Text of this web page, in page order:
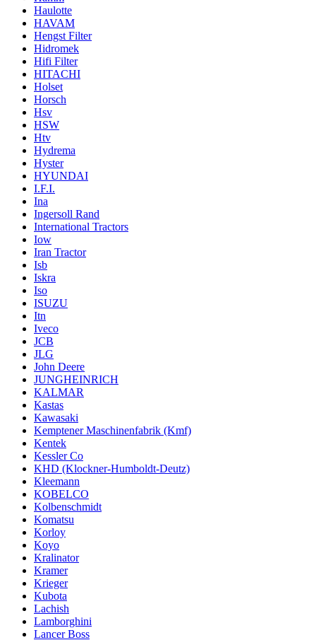
Haulotte
HAVAM
Hengst Filter
Hidromek
Hifi Filter
HITACHI
Holset
Horsch
Hsv
HSW
Htv
Hydrema
Hyster
HYUNDAI
I.F.I.
Ina
Ingersoll Rand
International Tractors
Iow
Iran Tractor
Isb
Iskra
Iso
ISUZU
Itn
Iveco
JCB
JLG
John Deere
JUNGHEINRICH
KALMAR
Kastas
Kawasaki
Kemptener Maschinenfabrik (Kmf)
Kentek
Kessler Co
KHD (Klockner-Humboldt-Deutz)
Kleemann
KOBELCO
Kolbenschmidt
Komatsu
Korloy
Koyo
Kralinator
Kramer
Krieger
Kubota
Lachish
Lamborghini
Lancer Boss